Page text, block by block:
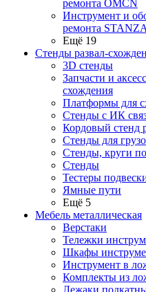
ремонта OMCN
Инструмент и
ремонта
Ещё 19
Стенды развал-
3D стенды
Запчасти и
схождения
Платформы для
Стенды с ИК
Кордовый стенд
Стенды для
Стенды, круги
Стенды
Тестеры
Ямные пути
Ещё 5
Мебель металлическая
Верстаки
Тележки
Шкафы
Инструмент в
Комплекты из
Лежаки